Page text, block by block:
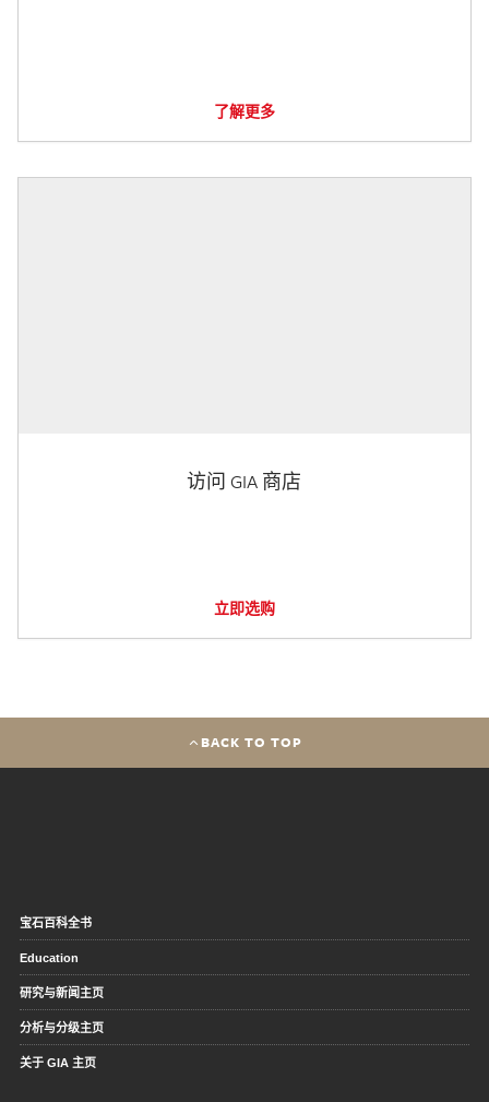
了解更多
访问 GIA 商店
立即选购
BACK TO TOP
宝石百科全书
Education
研究与新闻主页
分析与分级主页
关于 GIA 主页